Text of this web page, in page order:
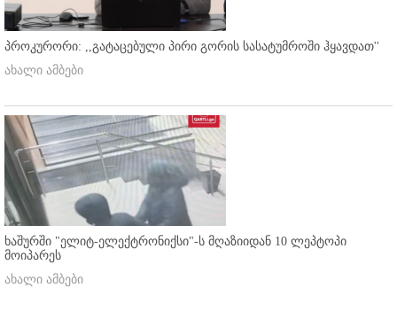
პროკურორი: ,,გატაცებული პირი გორის სასატუმროში ჰყავდათ''
ახალი ამბები
ხაშურში "ელიტ-ელექტრონიქსი"-ს მღაზიიდან 10 ლეპტოპი
მოიპარეს
ახალი ამბები